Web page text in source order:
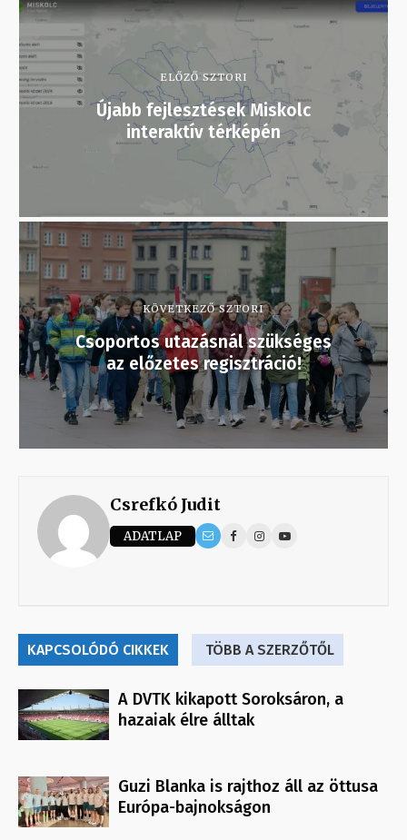
ELŐZŐ SZTORI
Újabb fejlesztések Miskolc
interaktív térképén
KÖVETKEZŐ SZTORI
Csoportos utazásnál szükséges
az előzetes regisztráció!
Csrefkó Judit
ADATLAP
KAPCSOLÓDÓ CIKKEK TÖBB A SZERZŐTŐL
A DVTK kikapott Soroksáron, a
hazaiak élre álltak
Guzi Blanka is rajthoz áll az öttusa
Európa-bajnokságon